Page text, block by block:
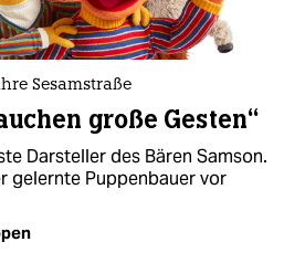
Sesamstraße
große Gesten“
Darsteller des Bären Samson.
gelernte Puppenbauer vor